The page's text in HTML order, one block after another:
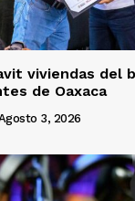
viviendas del
de Oaxaca
3, 2026